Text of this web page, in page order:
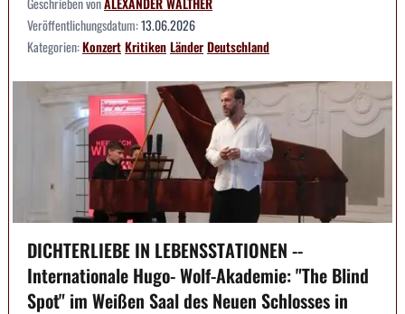
Veröffentlichungsdatum:13.06.2026
Kategorien:KonzertKritikenLänderDeutschland
DICHTERLIEBE IN LEBENSSTATIONEN --
Internationale Hugo- Wolf-Akademie: "The Blind
Spot" im Weißen Saal des Neuen Schlosses in